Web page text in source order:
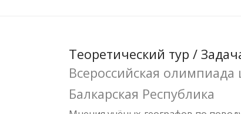
Теоретический тур /
Всероссийская
Балкарская Республика